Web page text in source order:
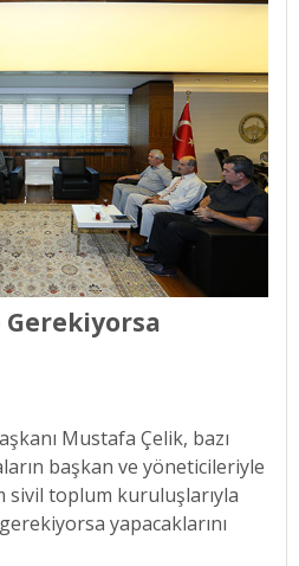
Mustafa Çelik, bazı
başkan ve yöneticileriyle
sivil toplum kuruluşlarıyla
yapacaklarını